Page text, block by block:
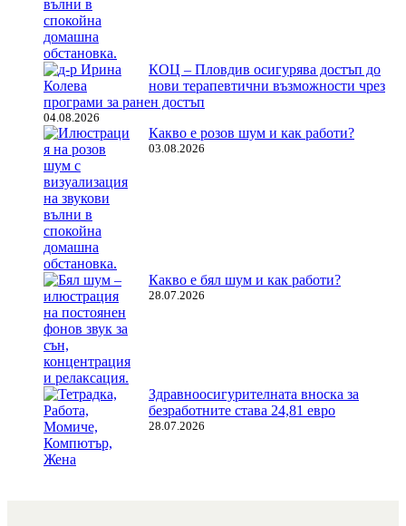
КОЦ – Пловдив осигурява достъп до
нови терапевтични възможности чрез
програми за ранен достъп
04.08.2026
Какво е розов шум и как работи?
03.08.2026
Какво е бял шум и как работи?
28.07.2026
Здравноосигурителната вноска за
безработните става 24,81 евро
28.07.2026